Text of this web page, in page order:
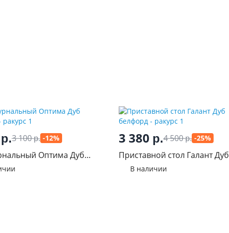
р.3 100р. -12%
Оптима Дуб
3 380 р.4 500р. -25%
Приставной стол Галант Дуб
белфорд
В наличии